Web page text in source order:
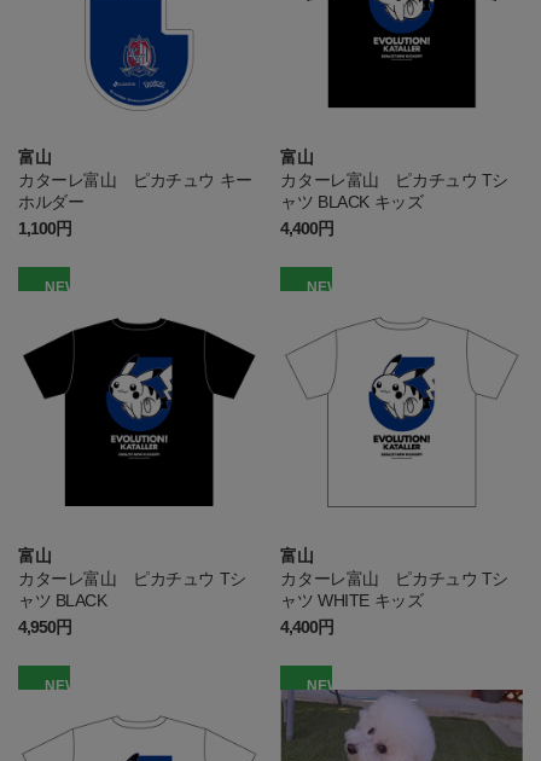
富山
カターレ富山 ピカチュウ キー
ホルダー
1,100円
富山
カターレ富山 ピカチュウ Tシ
ャツ BLACK キッズ
4,400円
NEW
富山
カターレ富山 ピカチュウ Tシ
ャツ BLACK
4,950円
NEW
富山
カターレ富山 ピカチュウ Tシ
ャツ WHITE キッズ
4,400円
NEW NEW